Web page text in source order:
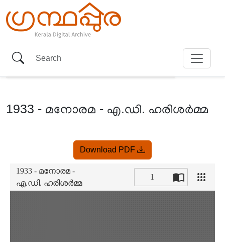
1933 - മനോരമ - എ.ഡി. ഹരിശർമ്മ
Download PDF